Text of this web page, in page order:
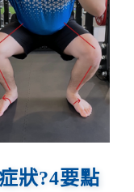
狀?4要點